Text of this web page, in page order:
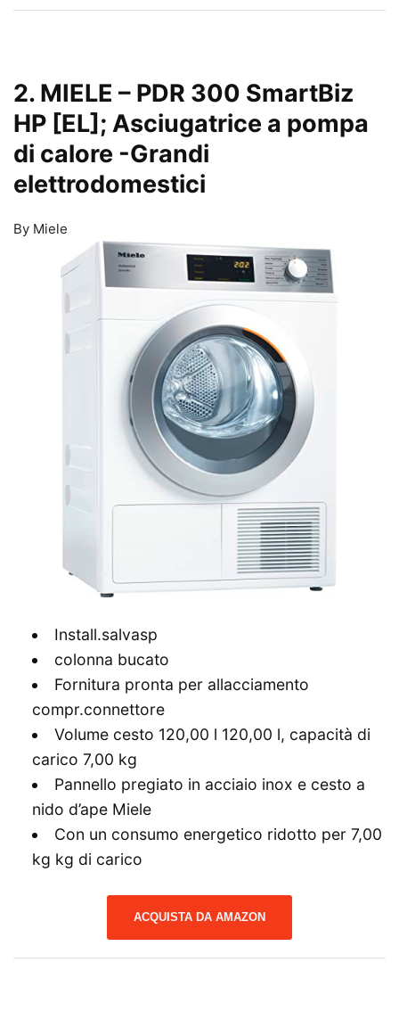
2. MIELE – PDR 300 SmartBiz
HP [EL]; Asciugatrice a pompa
di calore -Grandi
elettrodomestici
By Miele
Install.salvasp
colonna bucato
Fornitura pronta per allacciamento
compr.connettore
Volume cesto 120,00 l 120,00 l, capacità di
carico 7,00 kg
Pannello pregiato in acciaio inox e cesto a
nido d’ape Miele
Con un consumo energetico ridotto per 7,00
kg kg di carico
ACQUISTA DA AMAZON